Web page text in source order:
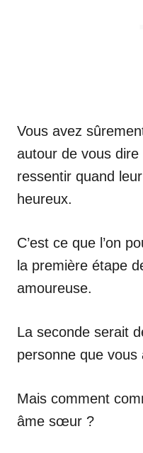
Vous avez
autour de vous dire
ressentir quand
heureux.
C’est ce que l’on
la première étape
amoureuse.
La seconde serait
personne que vous
Mais comment
âme sœur ?